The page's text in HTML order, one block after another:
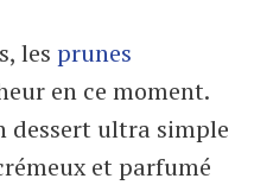
les prunes
en ce moment.
dessert ultra simple
et parfumé